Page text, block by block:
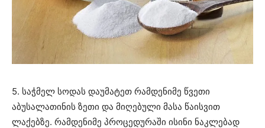
5. საჭმელ სოდას დაუმატეთ რამდენიმე წვეთი
აბუსალათინის ზეთი და მიღებული მასა წაისვით
ლაქებზე. რამდენიმე პროცედურაში ისინი ნაკლებად